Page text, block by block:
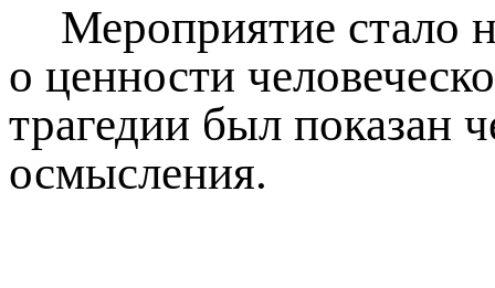
Мероприятие стало
о ценности
трагедии был показан
осмысления.